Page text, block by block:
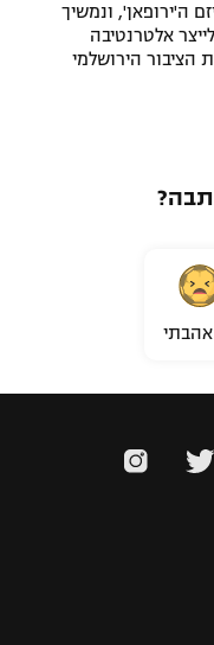
ה'ירופאן', ונמשיך
אלטרנטיבה
הציבור הירושלמי